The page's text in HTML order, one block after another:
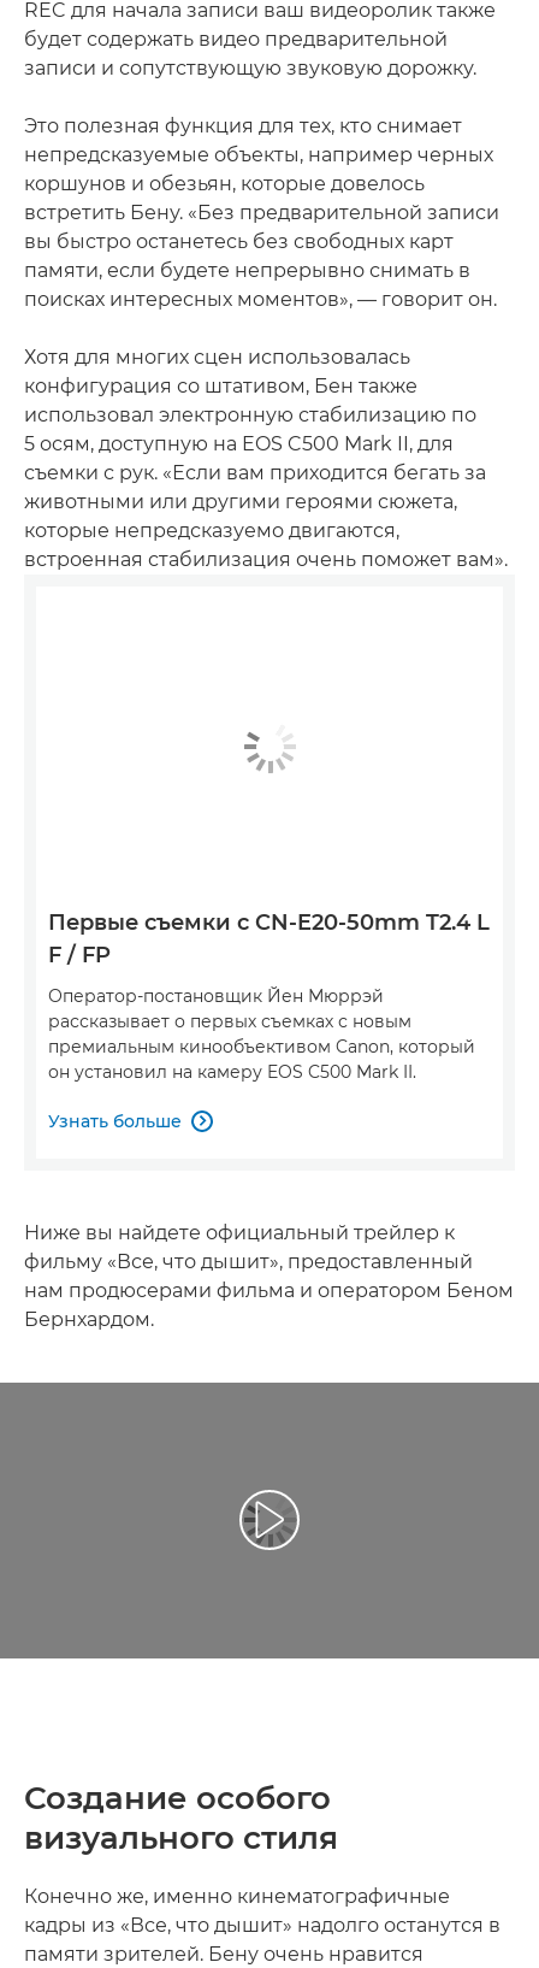
REC для начала записи ваш видеоролик также
будет содержать видео предварительной
записи и сопутствующую звуковую дорожку.
Это полезная функция для тех, кто снимает
непредсказуемые объекты, например черных
коршунов и обезьян, которые довелось
встретить Бену. «Без предварительной записи
вы быстро останетесь без свободных карт
памяти, если будете непрерывно снимать в
поисках интересных моментов», — говорит он.
Хотя для многих сцен использовалась
конфигурация со штативом, Бен также
использовал электронную стабилизацию по
5 осям, доступную на EOS C500 Mark II, для
съемки с рук. «Если вам приходится бегать за
животными или другими героями сюжета,
которые непредсказуемо двигаются,
встроенная стабилизация очень поможет вам».
Первые съемки с CN-E20-50mm T2.4 L
F / FP
Оператор-постановщик Йен Мюррэй
рассказывает о первых съемках с новым
премиальным кинообъективом Canon, который
он установил на камеру EOS C500 Mark II.
Узнать больше 
Ниже вы найдете официальный трейлер к
фильму «Все, что дышит», предоставленный
нам продюсерами фильма и оператором Беном
Бернхардом.
Воспроизведение видео
Создание особого
визуального стиля
Конечно же, именно кинематографичные
кадры из «Все, что дышит» надолго останутся в
памяти зрителей. Бену очень нравится